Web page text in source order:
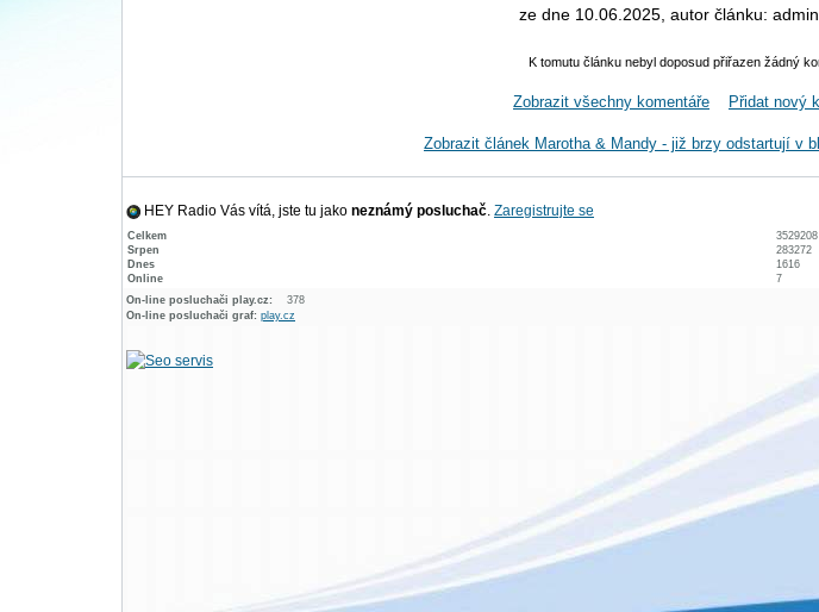
ze dne 10.06.2025, autor článku:
K tomutu článku nebyl doposud přiřazen žádný
Zobrazit všechny komentáře Přidat nový
Zobrazit článek Marotha & Mandy - již brzy odstartují v
HEY Radio Vás vítá, jste tu jako neznámý posluchač. Zaregistrujte se
Celkem
3529208
Srpen
283272
Dnes
1616
Online
7
On-line posluchači play.cz:
378
On-line posluchači graf: play.cz